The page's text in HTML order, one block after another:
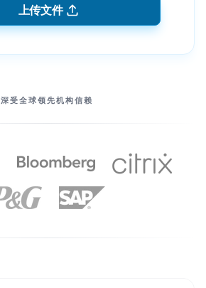
上传文件
深受全球领先机构信赖